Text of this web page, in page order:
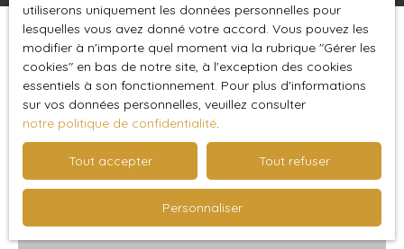
Pertinence
Trier par Créer une alerte
utiliserons uniquement les données personnelles pour
lesquelles vous avez donné votre accord. Vous pouvez les
modifier à n'importe quel moment via la rubrique ″Gérer les
cookies″ en bas de notre site, à l'exception des cookies
essentiels à son fonctionnement. Pour plus d'informations
sur vos données personnelles, veuillez consulter
notre politique de confidentialité.
Tout accepter Tout refuser
Personnaliser